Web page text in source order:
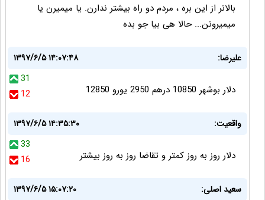
بالانر از این بره ، مردم دو راه بیشتر ندارن. یا میمیرن یا
میمیرونن... حالا هی بیا جو بده
علیرضا:
۱۳۹۷/۶/۵ ۱۴:۰۷:۴۸
31
12
دلار بوشهر 10850 درهم 2950 یورو 12850
واقعیت:
۱۳۹۷/۶/۵ ۱۴:۳۵:۳۰
33
16
دلار روز به روز کمتر و تقاضا روز به روز بیشتر
سعید اصلی:
۱۳۹۷/۶/۵ ۱۵:۰۷:۲۰